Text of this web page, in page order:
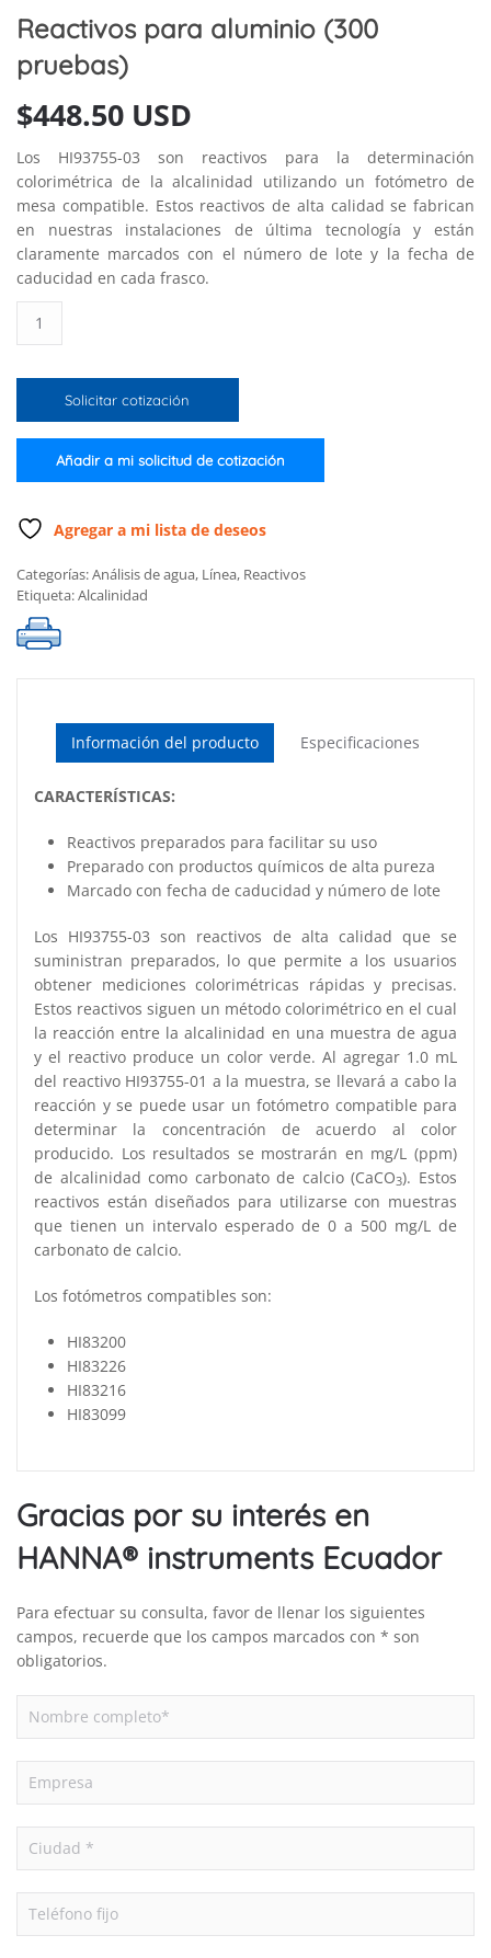
Reactivos para aluminio (300
pruebas)
$448.50 USD
Los HI93755-03 son reactivos para la determinación
colorimétrica de la alcalinidad utilizando un fotómetro de
mesa compatible. Estos reactivos de alta calidad se fabrican
en nuestras instalaciones de última tecnología y están
claramente marcados con el número de lote y la fecha de
caducidad en cada frasco.
para
(300
pruebas)Solicitar cotización
Añadir a mi solicitud de cotización
Agregar a mi lista de deseos
Categorías:Análisis de agua, Línea, Reactivos
Etiqueta:Alcalinidad
Información del producto Especificaciones
CARACTERÍSTICAS:
Reactivos preparados para facilitar su uso
Preparado con productos químicos de alta pureza
Marcado con fecha de caducidad y número de lote
Los HI93755-03 son reactivos de alta calidad que se
suministran preparados, lo que permite a los usuarios
obtener mediciones colorimétricas rápidas y precisas.
Estos reactivos siguen un método colorimétrico en el cual
la reacción entre la alcalinidad en una muestra de agua
y el reactivo produce un color verde. Al agregar 1.0 mL
del reactivo HI93755-01 a la muestra, se llevará a cabo la
reacción y se puede usar un fotómetro compatible para
determinar la concentración de acuerdo al color
producido. Los resultados se mostrarán en mg/L (ppm)
de alcalinidad como carbonato de calcio (CaCO3). Estos
reactivos están diseñados para utilizarse con muestras
que tienen un intervalo esperado de 0 a 500 mg/L de
carbonato de calcio.
Los fotómetros compatibles son:
HI83200
HI83226
HI83216
HI83099
Gracias por su interés en
HANNA® instruments Ecuador
Para efectuar su consulta, favor de llenar los siguientes
campos, recuerde que los campos marcados con * son
obligatorios.